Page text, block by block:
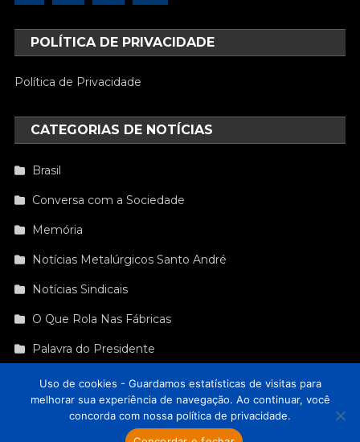
POLÍTICA DE PRIVACIDADE
Política de Privacidade
CATEGORIAS DE NOTÍCIAS
Brasil
Conversa com a Sociedade
Memória
Notícias Metalúrgicos Santo André
Notícias Sindicais
O Que Rola Nas Fábricas
Palavra do Presidente
Sindicato É Cultura
Sindicato dos Metalúrgicos de Santo André e Mauá
Uso de cookies - Guardamos estatísticas de visitas para
melhorar sua experiência de navegação. Ao continuar, você
concorda com nossa política de privacidade.